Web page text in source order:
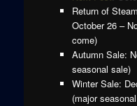
Return of
October 26 –
come)
Autumn Sale:
seasonal sale)
Winter Sale:
(major